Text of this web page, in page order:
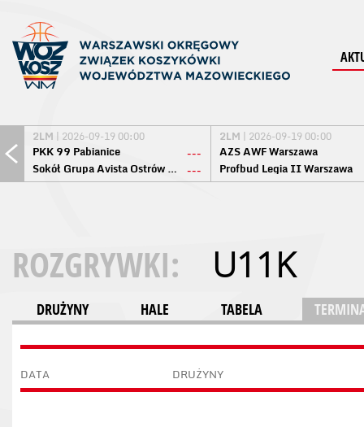
2LM | 2026-09-19 00:00
PKK 99 Pabianice
---
Sokół Grupa Avista Ostrów Maz. ---
2LM | 2026-09-19 00:00
AZS AWF Warszawa
Profbud Legia II Warszawa
ROZGRYWKI: U11K
DRUŻYNY HALE TABELA
DATA DRUŻYNY